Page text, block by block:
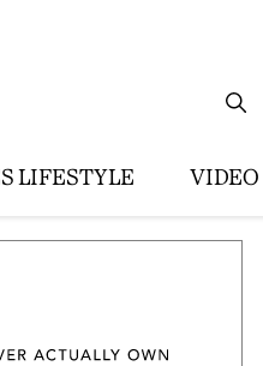
LIFESTYLE VIDEO